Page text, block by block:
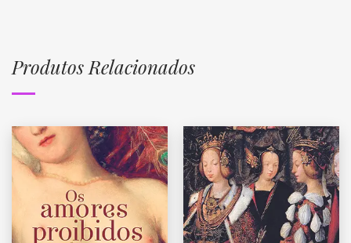
Produtos Relacionados